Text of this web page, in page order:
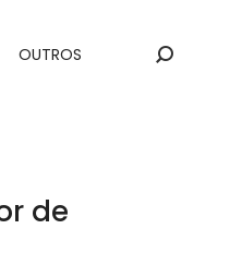
OUTROS
de